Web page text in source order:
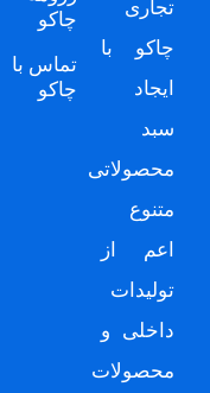
تجاری
چاکو با
ایجاد
سبد
محصولاتی
متنوع
اعم از
تولیدات
داخلی و
محصولات
چاکو
تماس با
چاکو